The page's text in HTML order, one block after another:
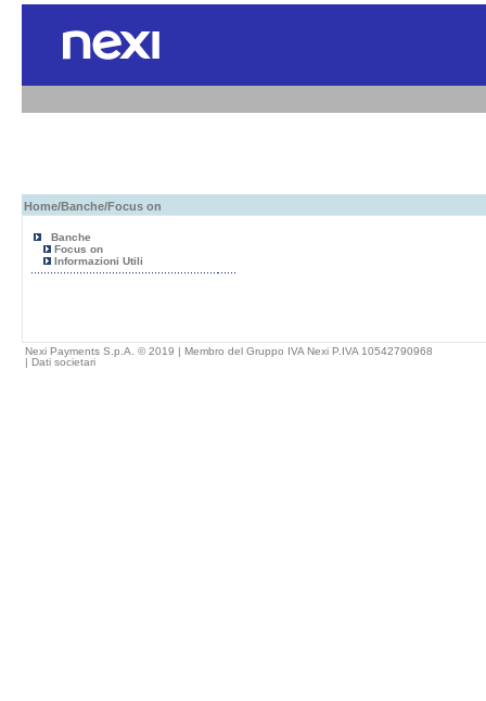
Home/Banche/Focus on
Banche
Focus on
Informazioni Utili
Nexi Payments S.p.A. © 2019 | Membro del Gruppo IVA Nexi P.IVA 10542790968
| Dati societari